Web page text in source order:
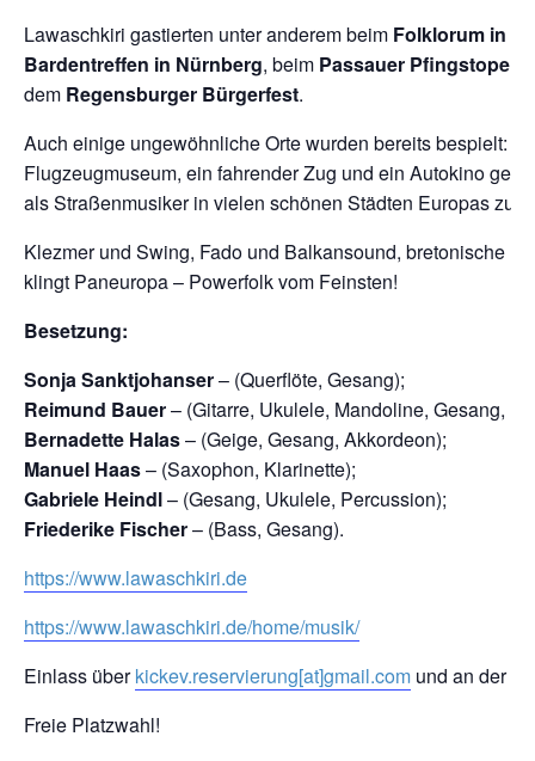
Lawaschkiri gastierten unter anderem beim Folklorum in
Bardentreffen in Nürnberg, beim Passauer
dem Regensburger Bürgerfest.
Auch einige ungewöhnliche Orte wurden bereits bespielt:
Flugzeugmuseum, ein fahrender Zug und ein Autokino
als Straßenmusiker in vielen schönen Städten Europas zu
Klezmer und Swing, Fado und Balkansound, bretonische
klingt Paneuropa – Powerfolk vom Feinsten!
Besetzung:
Sonja Sanktjohanser– (Querflöte, Gesang);
Reimund Bauer– (Gitarre, Ukulele, Mandoline, Gesang,
Bernadette Halas– (Geige, Gesang, Akkordeon);
Manuel Haas– (Saxophon, Klarinette);
Gabriele Heindl– (Gesang, Ukulele, Percussion);
Friederike Fischer– (Bass, Gesang).
https://www.lawaschkiri.de
https://www.lawaschkiri.de/home/musik/
Einlass überkickev.reservierung[at]gmail.com und an der
Freie Platzwahl!